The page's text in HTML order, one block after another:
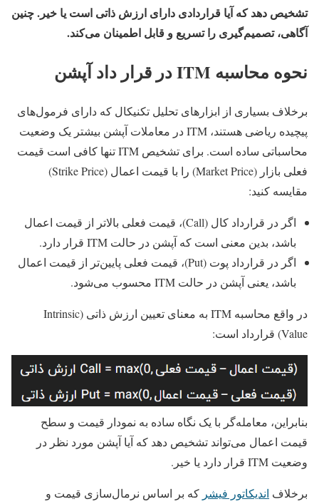
تشخیص دهد که آیا قراردادی دارای ارزش ذاتی است یا خیر. چنین
آگاهی‌، تصمیم‌گیری را تسریع و قابل‌ اطمینان می‌کند.
نحوه محاسبه ITM در قرار داد آپشن
برخلاف بسیاری از ابزارهای تحلیل تکنیکال که دارای فرمول‌های
پیچیده ریاضی هستند، ITM در معاملات آپشن بیشتر یک وضعیت
محاسباتی ساده است. برای تشخیص ITM تنها کافی است قیمت
فعلی بازار (Market Price) را با قیمت اعمال (Strike Price)
مقایسه کنید:
اگر در قرارداد کال (Call)، قیمت فعلی بالاتر از قیمت اعمال
باشد، بدین معنی است که آپشن در حالت ITM قرار دارد.
اگر در قرارداد پوت (Put)، قیمت فعلی پایین‌تر از قیمت اعمال
باشد، یعنی آپشن در حالت ITM محسوب می‌شود.
در واقع محاسبه ITM به معنای تعیین ارزش ذاتی (Intrinsic
Value) قرارداد است:
بنابراین، معامله‌گر با یک نگاه ساده به نمودار قیمت و سطح
قیمت اعمال می‌تواند تشخیص دهد که آیا آپشن مورد نظر در
وضعیت ITM قرار دارد یا خیر.
برخلاف اندیکاتور فیشر که بر اساس نرمال‌سازی قیمت و